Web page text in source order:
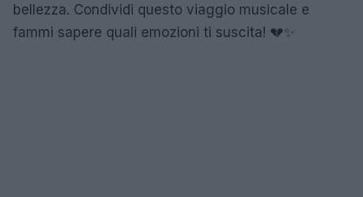
bellezza. Condividi questo viaggio musicale e
fammi sapere quali emozioni ti suscita! 💔✨